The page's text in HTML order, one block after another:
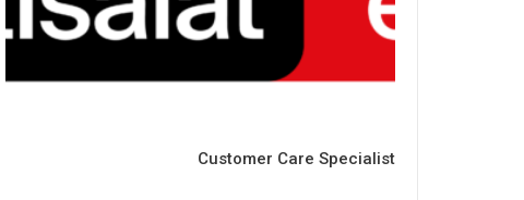
Customer Care Specialist